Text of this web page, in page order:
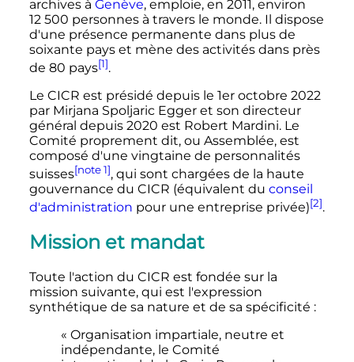
archives à Genève, emploie, en 2011, environ
12 500 personnesà travers le monde. Il dispose
d'une présence permanente dans plus de
soixante pays et mène des activités dans près
de 80 pays[1].
Le CICR est présidé depuis le 1er octobre 2022
par Mirjana Spoljaric Egger et son directeur
général depuis 2020 est Robert Mardini. Le
Comité proprement dit, ou Assemblée, est
composé d'une vingtaine de personnalités
suisses[note 1], qui sont chargées de la haute
gouvernance du CICR (équivalent du conseil
d'administration pour une entreprise privée)[2].
Mission et mandat
Toute l'action du CICR est fondée sur la
mission suivante, qui est l'expression
synthétique de sa nature et de sa spécificité :
« Organisation impartiale, neutre et
indépendante, le Comité